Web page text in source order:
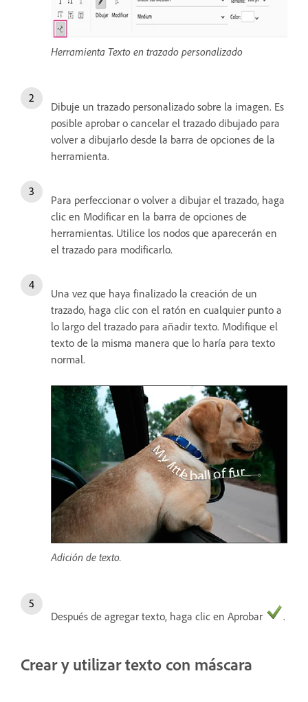
Herramienta Texto en trazado personalizado
Dibuje un trazado personalizado sobre la imagen. Es
posible aprobar o cancelar el trazado dibujado para
volver a dibujarlo desde la barra de opciones de la
herramienta.
Para perfeccionar o volver a dibujar el trazado, haga
clic en Modificar en la barra de opciones de
herramientas. Utilice los nodos que aparecerán en
el trazado para modificarlo.
Una vez que haya finalizado la creación de un
trazado, haga clic con el ratón en cualquier punto a
lo largo del trazado para añadir texto. Modifique el
texto de la misma manera que lo haría para texto
normal.
Adición de texto.
Después de agregar texto, haga clic en Aprobar .
Crear y utilizar texto con máscara